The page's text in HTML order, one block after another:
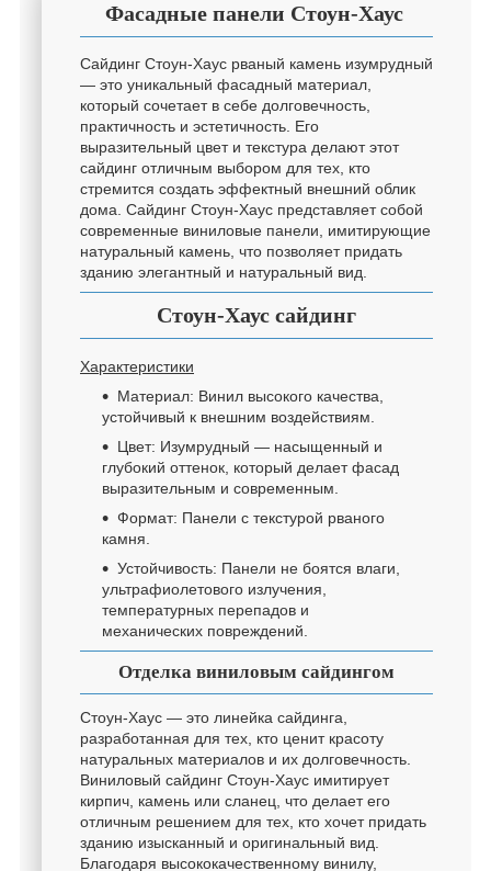
Фасадные панели Стоун-Хаус
Сайдинг Стоун-Хаус рваный камень изумрудный
— это уникальный фасадный материал,
который сочетает в себе долговечность,
практичность и эстетичность. Его
выразительный цвет и текстура делают этот
сайдинг отличным выбором для тех, кто
стремится создать эффектный внешний облик
дома. Сайдинг Стоун-Хаус представляет собой
современные виниловые панели, имитирующие
натуральный камень, что позволяет придать
зданию элегантный и натуральный вид.
Стоун-Хаус сайдинг
Характеристики
Материал: Винил высокого качества,
устойчивый к внешним воздействиям.
Цвет: Изумрудный — насыщенный и
глубокий оттенок, который делает фасад
выразительным и современным.
Формат: Панели с текстурой рваного
камня.
Устойчивость: Панели не боятся влаги,
ультрафиолетового излучения,
температурных перепадов и
механических повреждений.
Отделка виниловым сайдингом
Стоун-Хаус — это линейка сайдинга,
разработанная для тех, кто ценит красоту
натуральных материалов и их долговечность.
Виниловый сайдинг Стоун-Хаус имитирует
кирпич, камень или сланец, что делает его
отличным решением для тех, кто хочет придать
зданию изысканный и оригинальный вид.
Благодаря высококачественному винилу,